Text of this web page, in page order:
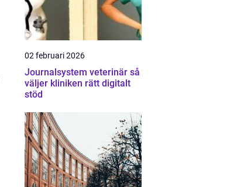
02 februari 2026
Journalsystem veterinär så
väljer kliniken rätt digitalt
stöd